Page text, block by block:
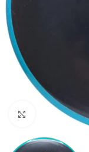
Klicka för